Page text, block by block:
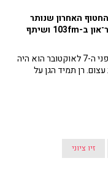
האחרון שנותר
בשבי חמאס, שוחח עם מיה זיו־וולף ורוני בר־און ב-103fm ושיתף
"כמה גיבור, אתה לא יודע", שיתף. "עוד הרבה לפני ה-7 לאוקטובר הוא היה
רן תמיד הגן על
זיו ציוני